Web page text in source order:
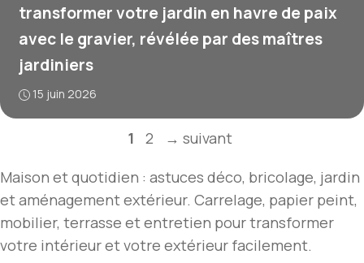
transformer votre jardin en havre de paix
avec le gravier, révélée par des maîtres
jardiniers
15 juin 2026
Page
1 Page
2 → suivant
Maison et quotidien : astuces déco, bricolage, jardin
et aménagement extérieur. Carrelage, papier peint,
mobilier, terrasse et entretien pour transformer
votre intérieur et votre extérieur facilement.